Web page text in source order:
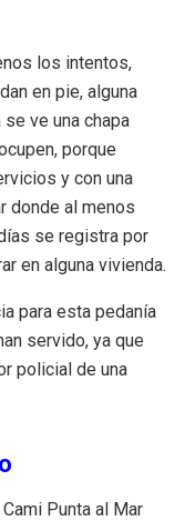
los intentos,
en pie, alguna
ve una chapa
porque
y con una
donde al menos
se registra por
en alguna vivienda.
para esta pedanía
servido, ya que
policial de una
Punta al Mar